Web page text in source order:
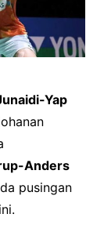
Yap
Anders
pusingan